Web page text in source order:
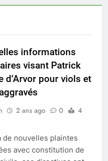
informations
visant Patrick
d’Arvor pour viols et
2 ans ago 0
4
de nouvelles plaintes
avec constitution de